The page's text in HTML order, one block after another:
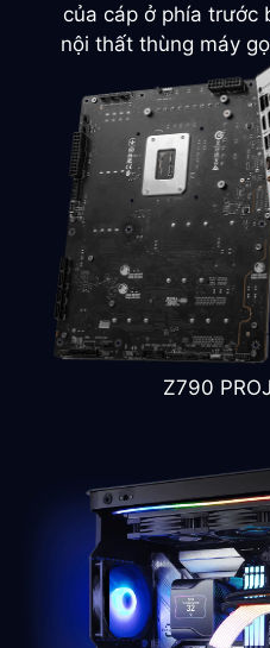
của cáp ở phía trước
nội thất thùng máy
Z790
1 2
4
Giá
Theo